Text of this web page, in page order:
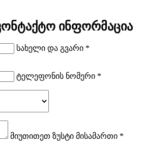
ინფორმაცია
სახელი და გვარი *
ტელეფონის ნომერი *
მიუთითეთ ზუსტი მისამართი *